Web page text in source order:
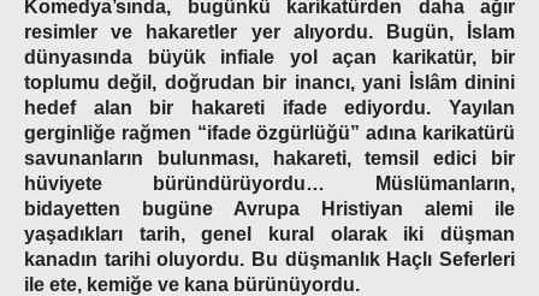
Komedya’sında, bugünkü karikatürden daha ağır
resimler ve hakaretler yer alıyordu. Bugün, İslam
dünyasında büyük infiale yol açan karikatür, bir
toplumu değil, doğrudan bir inancı, yani İslâm dinini
hedef alan bir hakareti ifade ediyordu. Yayılan
gerginliğe rağmen “ifade özgürlüğü” adına karikatürü
savunanların bulunması, hakareti, temsil edici bir
hüviyete büründürüyordu… Müslümanların,
bidayetten bugüne Avrupa Hristiyan alemi ile
yaşadıkları tarih, genel kural olarak iki düşman
kanadın tarihi oluyordu. Bu düşmanlık Haçlı Seferleri
ile ete, kemiğe ve kana bürünüyordu.